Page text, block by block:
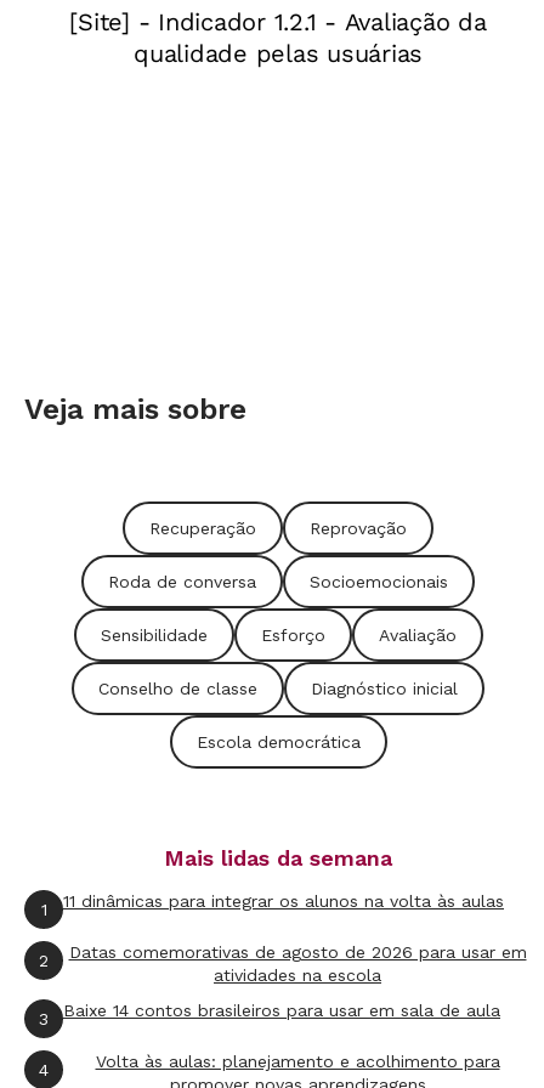
aconselha.
tradicional avaliava bem o nível de
memorização das crianças. Hoje, essa cota caiu
estudantes devem conhecer procedimentos,
desenvolver competências. E a mesma prova
escrita continua a ser aplicada...
Se a missão da escola ao raiar do século XXI é
desenvolver as potencialidades das crianças e
transformá-las em cidadãos, a finalidade da
avaliação tem de ser adaptada, certo? "Na
partir de mudanças efetivas nas atividades de
ensino", define Vasconcelos. "O ideal é que ela
contribua para que todo estudante assuma
poder sobre si mesmo, tenha consciência do
que já é capaz e em que deve melhorar", diz
Charles Hadji, professor e diretor do
Veja mais sobre
Recuperação Reprovação
Roda de conversa Socioemocionais
Sensibilidade Esforço Avaliação
Conselho de classe Diagnóstico inicial
Escola democrática
Mais lidas da semana
1 11 dinâmicas para integrar os alunos na volta às aulas
2
Datas comemorativas de agosto de 2026 para usar em
atividades na escola
3 Baixe 14 contos brasileiros para usar em sala de aula
4
Volta às aulas: planejamento e acolhimento para